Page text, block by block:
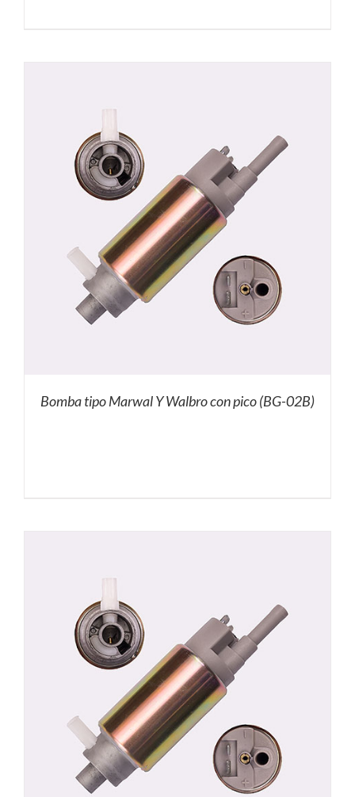
Bomba tipo Marwal Y Walbro con pico (BG-02B)